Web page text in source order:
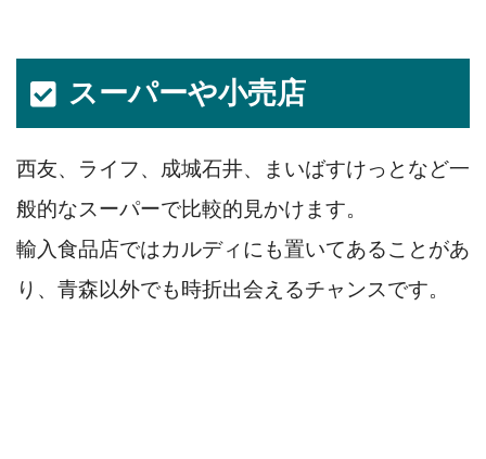
スーパーや小売店
西友、ライフ、成城石井、まいばすけっとなど一
般的なスーパーで比較的見かけます。
輸入食品店ではカルディにも置いてあることがあ
り、青森以外でも時折出会えるチャンスです。